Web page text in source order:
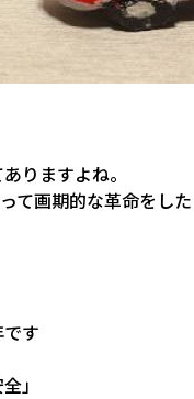
りますよね。
て画期的な革命をした
す
」